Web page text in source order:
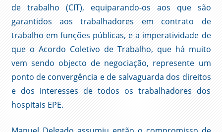
de trabalho (CIT), equiparando-os aos que são
garantidos aos trabalhadores em contrato de
trabalho em funções públicas, e a imperatividade de
que o Acordo Coletivo de Trabalho, que há muito
vem sendo objecto de negociação, represente um
ponto de convergência e de salvaguarda dos direitos
e dos interesses de todos os trabalhadores dos
hospitais EPE.